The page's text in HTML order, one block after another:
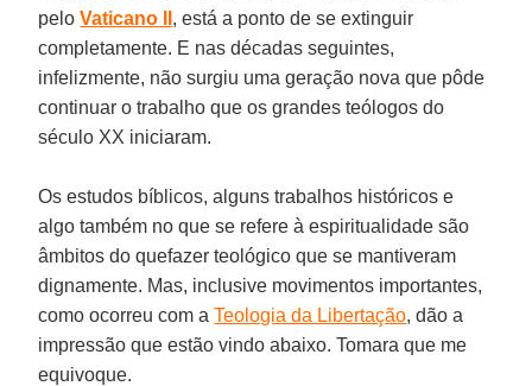
peloVaticano II , está a ponto de se extinguir
completamente. E nas décadas seguintes,
infelizmente, não surgiu uma geração nova que pôde
continuar o trabalho que os grandes teólogos do
século XX iniciaram.
Os estudos bíblicos, alguns trabalhos históricos e
algo também no que se refere à espiritualidade são
âmbitos do quefazer teológico que se mantiveram
dignamente. Mas, inclusive movimentos importantes,
como ocorreu com aTeologia da Libertação, dão a
impressão que estão vindo abaixo. Tomara que me
equivoque.